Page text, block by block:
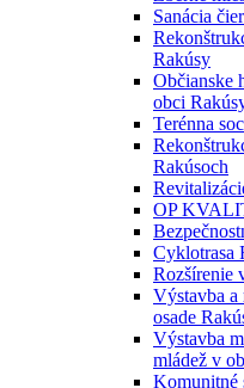
Sanácia
Rakúsy
Občianske
obci
Terénna
Rakúsoch
OP
Cyklotrasa
Rozšírenie
Výstavba a
osade
Výstavba
mládež v
Komunitné